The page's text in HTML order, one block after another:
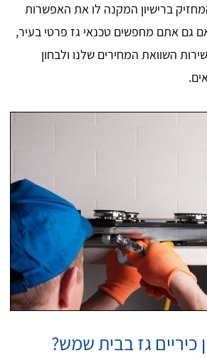
ברישיון המקנה לו את האפשרות
גם אתם מחפשים טכנאי גז פרטי בעיר,
השוואת המחירים שלנו ולבחון
כיריים גז בבית שמש?